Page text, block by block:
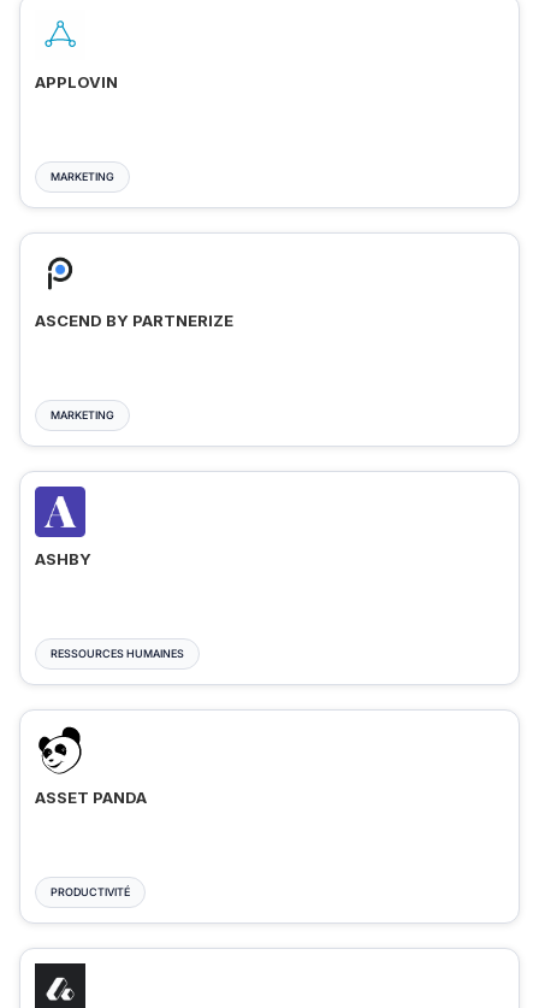
APPLOVIN
MARKETING
ASCEND BY PARTNERIZE
MARKETING
ASHBY
RESSOURCES HUMAINES
ASSET PANDA
PRODUCTIVITÉ